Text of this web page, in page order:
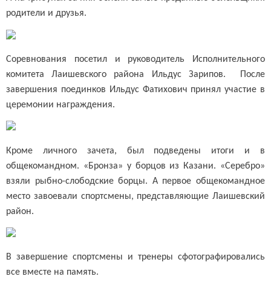
родители и друзья.
Соревнования посетил и руководитель Исполнительного
комитета Лаишевского района Ильдус Зарипов. После
завершения поединков Ильдус Фатихович принял участие в
церемонии награждения.
Кроме личного зачета, был подведены итоги и в
общекомандном. «Бронза» у борцов из Казани. «Серебро»
взяли рыбно-слободские борцы. А первое общекомандное
место завоевали спортсмены, представляющие Лаишевский
район.
В завершение спортсмены и тренеры сфотографировались
все вместе на память.